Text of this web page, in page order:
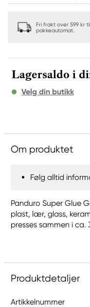
Fri frakt over 599 kr til
pakkeautomat.
Lagersaldo i
Velg din butikk
Om produktet
Følg alltid
Panduro Super Glue
plast, lær, glass,
presses sammen i ca.
Produktdetaljer
Artikkelnummer